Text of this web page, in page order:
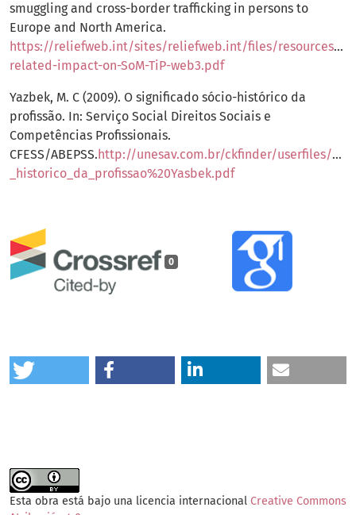
0
smuggling and cross-border trafficking in persons to
Europe and North America.
https://reliefweb.int/sites/reliefweb.int/files/resources/
related-impact-on-SoM-TiP-web3.pdf
Yazbek, M. C (2009). O significado sócio-histórico da
profissão. In: Serviço Social Direitos Sociais e
Competências Profissionais.
CFESS/ABEPSS. http://unesav.com.br/ckfinder/userfiles/
_historico_da_profissao%20Yasbek.pdf
Esta obra está bajo una licencia internacional Creative Commons